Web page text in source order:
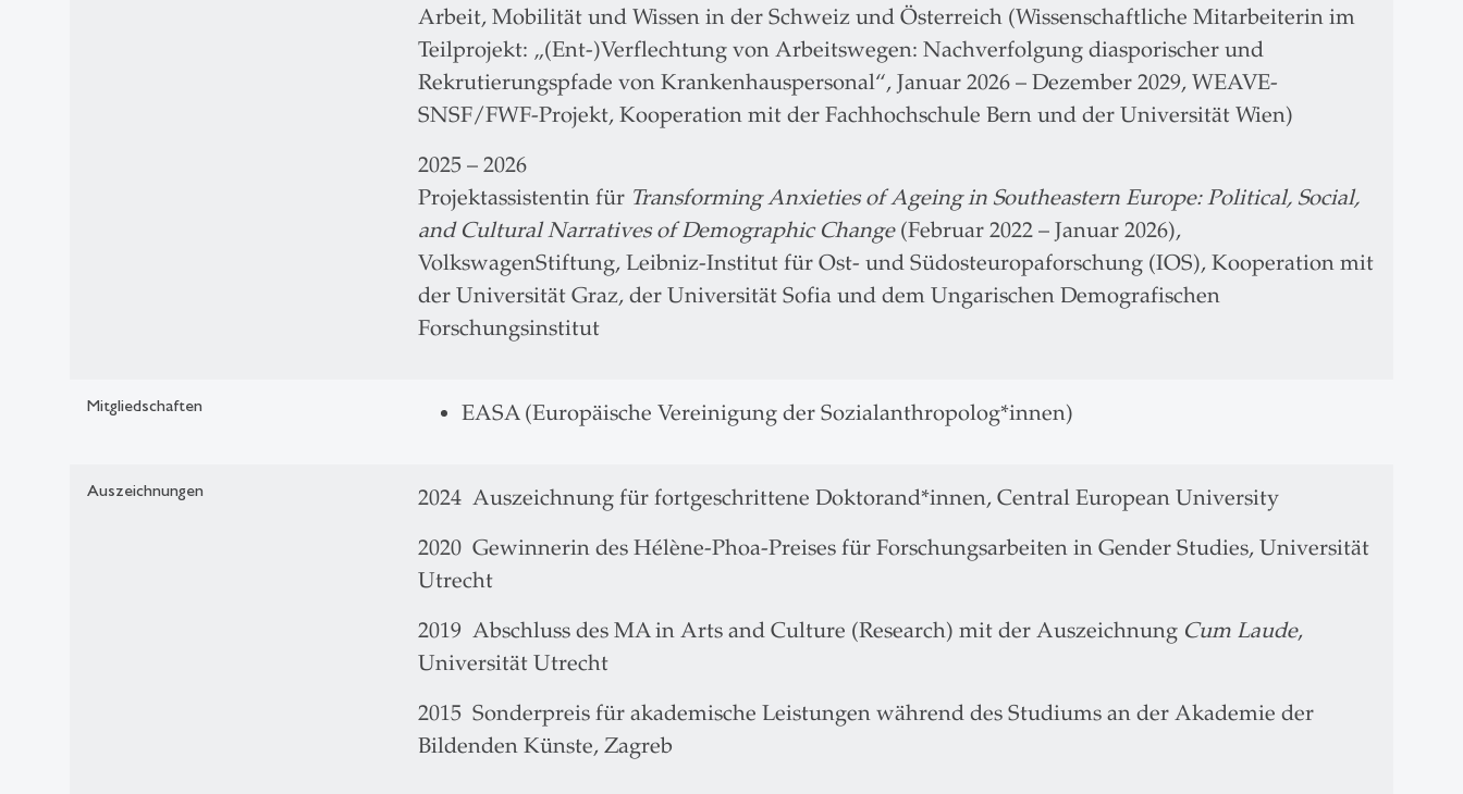
Arbeit, Mobilität und Wissen in der Schweiz und Österreich (Wissenschaftliche Mitarbeiterin im
Teilprojekt: „(Ent-)Verflechtung von Arbeitswegen: Nachverfolgung diasporischer und
Rekrutierungspfade von Krankenhauspersonal“, Januar 2026 – Dezember 2029, WEAVE-
SNSF/FWF-Projekt, Kooperation mit der Fachhochschule Bern und der Universität Wien)
2025 – 2026
Projektassistentin für Transforming Anxieties of Ageing in Southeastern Europe: Political, Social,
and Cultural Narratives of Demographic Change(Februar 2022 – Januar 2026),
VolkswagenStiftung, Leibniz-Institut für Ost- und Südosteuropaforschung (IOS), Kooperation mit
der Universität Graz, der Universität Sofia und dem Ungarischen Demografischen
Forschungsinstitut
Mitgliedschaften EASA (Europäische Vereinigung der Sozialanthropolog*innen)
Auszeichnungen
2024 Auszeichnung für fortgeschrittene Doktorand*innen, Central European University
2020 Gewinnerin des Hélène-Phoa-Preises für Forschungsarbeiten in Gender Studies, Universität
Utrecht
2019 Abschluss des MA in Arts and Culture (Research) mit der Auszeichnung Cum Laude,
Universität Utrecht
2015 Sonderpreis für akademische Leistungen während des Studiums an der Akademie der
Bildenden Künste, Zagreb